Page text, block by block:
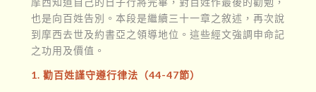
也是向百姓告別。本段是繼續三十一章之敘述，再次說
到摩西去世及約書亞之領導地位。這些經文強調申命記
之功用及價值。
1. 勸百姓謹守遵行律法（44-47節）